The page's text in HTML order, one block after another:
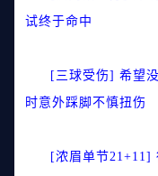
试终于命中
[三球受伤] 希望
时意外踩脚不慎扭伤
[浓眉单节